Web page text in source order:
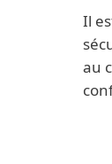
Il
au